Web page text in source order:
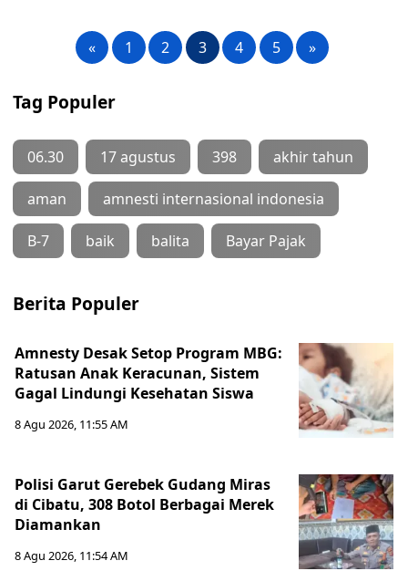
« 1 2 3 4 5 »
Tag Populer
06.30 17 agustus 398 akhir tahun
aman amnesti internasional indonesia
B-7 baik balita Bayar Pajak
Berita Populer
Amnesty Desak Setop Program MBG:
Ratusan Anak Keracunan, Sistem
Gagal Lindungi Kesehatan Siswa
8 Agu 2026, 11:55 AM
Polisi Garut Gerebek Gudang Miras
di Cibatu, 308 Botol Berbagai Merek
Diamankan
8 Agu 2026, 11:54 AM